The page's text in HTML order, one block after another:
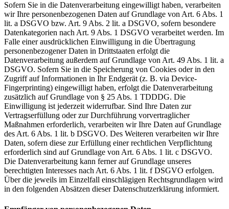
Sofern Sie in die Datenverarbeitung eingewilligt haben, verarbeiten
wir Ihre personenbezogenen Daten auf Grundlage von Art. 6 Abs. 1
lit. a DSGVO bzw. Art. 9 Abs. 2 lit. a DSGVO, sofern besondere
Datenkategorien nach Art. 9 Abs. 1 DSGVO verarbeitet werden. Im
Falle einer ausdrücklichen Einwilligung in die Übertragung
personenbezogener Daten in Drittstaaten erfolgt die
Datenverarbeitung außerdem auf Grundlage von Art. 49 Abs. 1 lit. a
DSGVO. Sofern Sie in die Speicherung von Cookies oder in den
Zugriff auf Informationen in Ihr Endgerät (z. B. via Device-
Fingerprinting) eingewilligt haben, erfolgt die Datenverarbeitung
zusätzlich auf Grundlage von § 25 Abs. 1 TDDDG. Die
Einwilligung ist jederzeit widerrufbar. Sind Ihre Daten zur
Vertragserfüllung oder zur Durchführung vorvertraglicher
Maßnahmen erforderlich, verarbeiten wir Ihre Daten auf Grundlage
des Art. 6 Abs. 1 lit. b DSGVO. Des Weiteren verarbeiten wir Ihre
Daten, sofern diese zur Erfüllung einer rechtlichen Verpflichtung
erforderlich sind auf Grundlage von Art. 6 Abs. 1 lit. c DSGVO.
Die Datenverarbeitung kann ferner auf Grundlage unseres
berechtigten Interesses nach Art. 6 Abs. 1 lit. f DSGVO erfolgen.
Über die jeweils im Einzelfall einschlägigen Rechtsgrundlagen wird
in den folgenden Absätzen dieser Datenschutzerklärung informiert.